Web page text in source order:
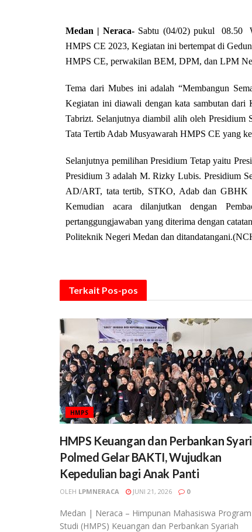
Medan | Neraca- Sabtu (04/02) pukul 08.50
HMPS CE 2023, Kegiatan ini bertempat di
HMPS CE, perwakilan BEM, DPM, dan LPM
Tema dari Mubes ini adalah “Membangun
Kegiatan ini diawali dengan kata sambutan
Tabrizt. Selanjutnya diambil alih oleh Presidium
Tata Tertib Adab Musyawarah HMPS CE yang
Selanjutnya pemilihan Presidium Tetap yaitu
Presidium 3 adalah M. Rizky Lubis. Presidium
AD/ART, tata tertib, STKO, Adab dan GBHK
Kemudian acara dilanjutkan dengan
pertanggungjawaban yang diterima dengan
Politeknik Negeri Medan dan
Terkait Pos-pos
HMPS
HMPS Keuangan dan Perbankan
Polmed Gelar BAKTI, Wujudkan
Kepedulian bagi Anak Panti
OLEH LPMNERACA JUNI 21, 2026 0
Medan | Neraca – Himpunan Mahasiswa Program
Studi (HMPS) Keuangan dan Perbankan Syariah